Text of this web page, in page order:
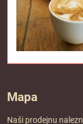
Mapa
Naši prodejnu